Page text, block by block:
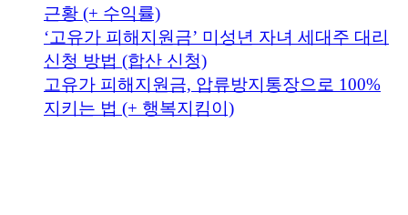
근황 (+ 수익률)
‘고유가 피해지원금’ 미성년 자녀 세대주 대리
신청 방법 (합산 신청)
고유가 피해지원금, 압류방지통장으로 100%
지키는 법 (+ 행복지킴이)